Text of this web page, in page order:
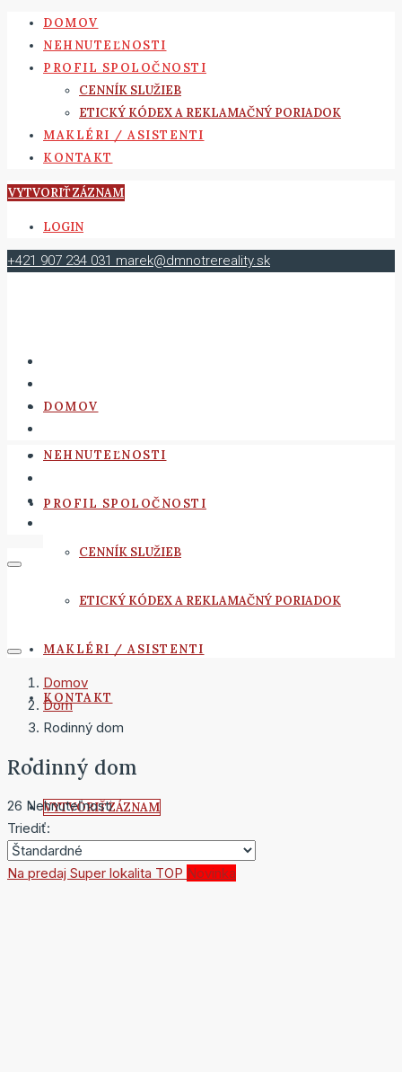
DOMOV
NEHNUTEĽNOSTI
PROFIL SPOLOČNOSTI
CENNÍK SLUŽIEB
ETICKÝ KÓDEX A REKLAMAČNÝ PORIADOK
MAKLÉRI / ASISTENTI
KONTAKT
VYTVORIŤ ZÁZNAM
LOGIN
+421 907 234 031 marek@dmnotrereality.sk
DOMOV
NEHNUTEĽNOSTI
PROFIL SPOLOČNOSTI
CENNÍK SLUŽIEB
ETICKÝ KÓDEX A REKLAMAČNÝ PORIADOK
MAKLÉRI / ASISTENTI
KONTAKT
VYTVORIŤ ZÁZNAM
Domov
Dom
Rodinný dom
Rodinný dom
26 Nehnuteľnosti
Triediť:
Na predaj Super lokalita TOP Novinka